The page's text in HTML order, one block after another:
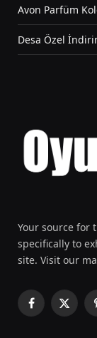
Avon Parfüm
Desa Özel
Your source for
specifically to
site. Visit our
Facebook
X